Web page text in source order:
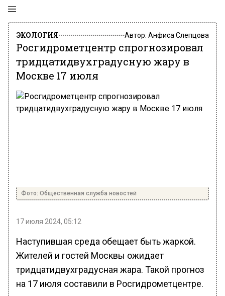
ЭКОЛОГИЯ Автор: Анфиса Слепцова
Росгидрометцентр спрогнозировал
тридцатидвухградусную жару в
Москве 17 июля
Фото: Общественная служба новостей
17 июля 2024, 05:12
Наступившая среда обещает быть жаркой.
Жителей и гостей Москвы ожидает
тридцатидвухградусная жара. Такой прогноз
на 17 июля составили в Росгидрометцентре.